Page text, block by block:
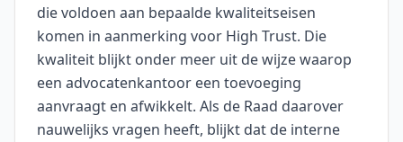
die voldoen aan bepaalde kwaliteitseisen
komen in aanmerking voor High Trust. Die
kwaliteit blijkt onder meer uit de wijze waarop
een advocatenkantoor een toevoeging
aanvraagt en afwikkelt. Als de Raad daarover
nauwelijks vragen heeft, blijkt dat de interne